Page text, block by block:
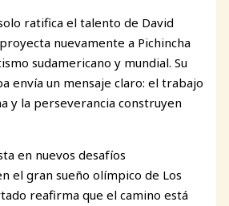
ratifica el talento de David
nuevamente a Pichincha
sudamericano y mundial. Su
envía un mensaje claro: el trabajo
y la perseverancia construyen
en nuevos desafíos
el gran sueño olímpico de Los
reafirma que el camino está